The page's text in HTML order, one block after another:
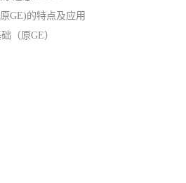
GE)的特点及应用
（原GE）